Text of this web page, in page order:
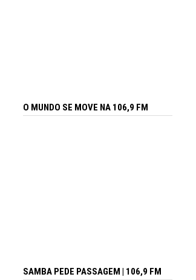
O MUNDO SE MOVE NA 106,9 FM
SAMBA PEDE PASSAGEM | 106,9 FM